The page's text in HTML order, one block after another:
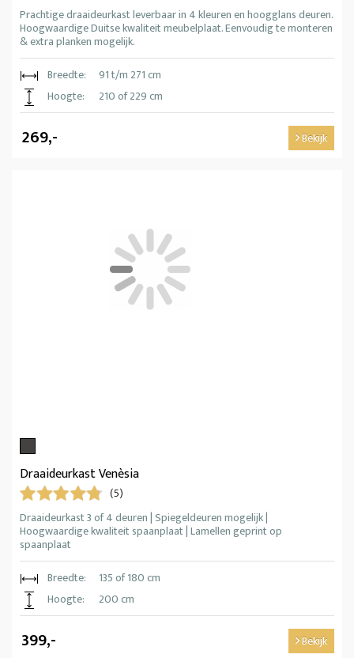
Prachtige draaideurkast leverbaar in 4 kleuren en hoogglans deuren.
Hoogwaardige Duitse kwaliteit meubelplaat. Eenvoudig te monteren
& extra planken mogelijk.
Breedte:
91 t/m 271 cm
Hoogte:
210 of 229 cm
269,- Bekijk
Draaideurkast Venèsia
(5)
Draaideurkast 3 of 4 deuren | Spiegeldeuren mogelijk |
Hoogwaardige kwaliteit spaanplaat | Lamellen geprint op
spaanplaat
Breedte:
135 of 180 cm
Hoogte:
200 cm
399,- Bekijk